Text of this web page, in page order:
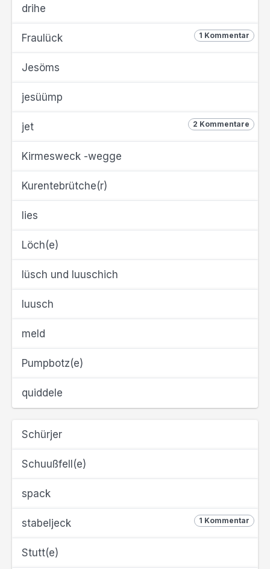
drihe
1 Kommentar
Fraulück
Jesöms
jesüümp
2 Kommentare
jet
Kirmesweck -wegge
Kurentebrütche(r)
lies
Löch(e)
lüsch und luuschich
luusch
meld
Pumpbotz(e)
quiddele
Schürjer
Schuußfell(e)
spack
1 Kommentar
stabeljeck
Stutt(e)